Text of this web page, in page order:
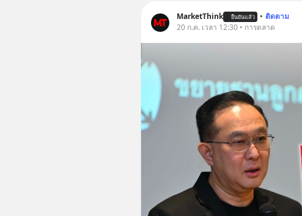
MarketThink ยืนยันแล้ว • ติดตาม
20 ก.ค. เวลา 12:30 • การตลาด